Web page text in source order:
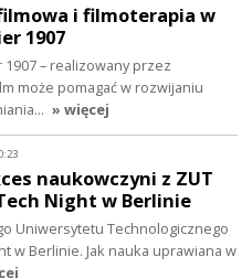
i filmoterapia w
1907
1907 – realizowany przez
może pomagać w rozwijaniu
» więcej
naukowczyni z ZUT
Night w Berlinie
Uniwersytetu Technologicznego
w Berlinie. Jak nauka uprawiana w